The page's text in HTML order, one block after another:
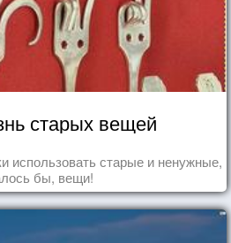
старых вещей
использовать старые и ненужные,
бы, вещи!